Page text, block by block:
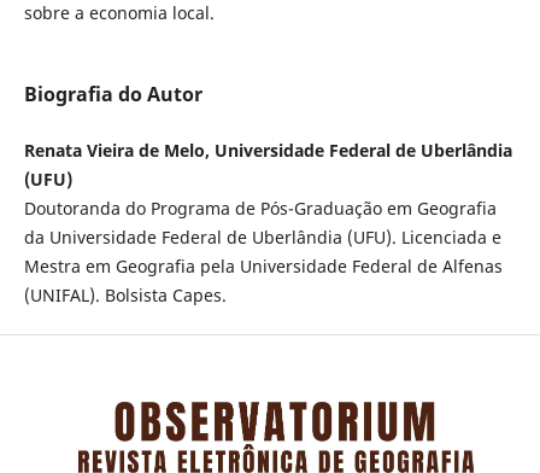
sobre a economia local.
Biografia do Autor
Renata Vieira de Melo, Universidade Federal de Uberlândia
(UFU)
Doutoranda do Programa de Pós-Graduação em Geografia
da Universidade Federal de Uberlândia (UFU). Licenciada e
Mestra em Geografia pela Universidade Federal de Alfenas
(UNIFAL). Bolsista Capes.